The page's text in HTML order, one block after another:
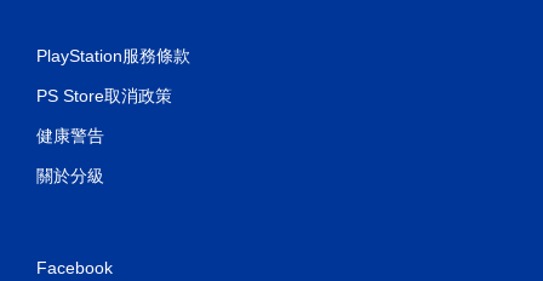
PlayStation服務條款
PS Store取消政策
健康警告
關於分級
Facebook